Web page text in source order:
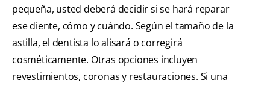
pequeña, usted deberá decidir si se hará reparar
ese diente, cómo y cuándo. Según el tamaño de la
astilla, el dentista lo alisará o corregirá
cosméticamente. Otras opciones incluyen
revestimientos, coronas y restauraciones. Si una